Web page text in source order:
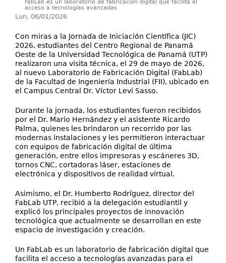
FabLab es un laboratorio de fabricación digital que facilita el
acceso a tecnologías avanzadas
Lun, 06/01/2026
Con miras a la Jornada de Iniciación Científica (JIC)
2026, estudiantes del Centro Regional de Panamá
Oeste de la Universidad Tecnológica de Panamá (UTP)
realizaron una visita técnica, el 29 de mayo de 2026,
al nuevo Laboratorio de Fabricación Digital (FabLab)
de la Facultad de Ingeniería Industrial (FII), ubicado en
el Campus Central Dr. Víctor Levi Sasso.
Durante la jornada, los estudiantes fueron recibidos
por el Dr. Mario Hernández y el asistente Ricardo
Palma, quienes les brindaron un recorrido por las
modernas instalaciones y les permitieron interactuar
con equipos de fabricación digital de última
generación, entre ellos impresoras y escáneres 3D,
tornos CNC, cortadoras láser, estaciones de
electrónica y dispositivos de realidad virtual.
Asimismo, el Dr. Humberto Rodríguez, director del
FabLab UTP, recibió a la delegación estudiantil y
explicó los principales proyectos de innovación
tecnológica que actualmente se desarrollan en este
espacio de investigación y creación.
Un FabLab es un laboratorio de fabricación digital que
facilita el acceso a tecnologías avanzadas para el